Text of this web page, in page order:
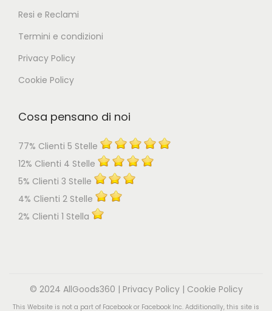
Resi e Reclami
Termini e condizioni
Privacy Policy
Cookie Policy
Cosa pensano di noi
77% Clienti 5 Stelle
12% Clienti 4 Stelle
5% Clienti 3 Stelle
4% Clienti 2 Stelle
2% Clienti 1 Stella
© 2024 AllGoods360 | Privacy Policy| Cookie Policy
This Website is not a part of Facebook or Facebook Inc. Additionally, this site is